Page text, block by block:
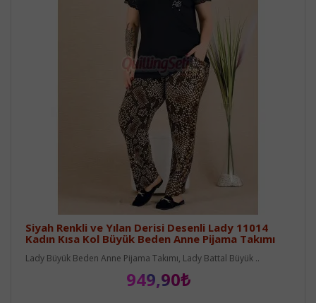
Siyah Renkli ve Yılan Derisi Desenli Lady 11014
Kadın Kısa Kol Büyük Beden Anne Pijama Takımı
Lady Büyük Beden Anne Pijama Takımı, Lady Battal Büyük ..
949,90₺